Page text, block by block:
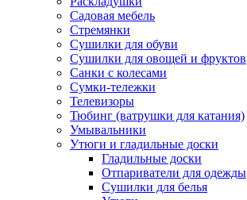
Садовая мебель
Стремянки
Сушилки для обуви
Сушилки для овощей и фруктов
Санки с колесами
Сумки-тележки
Телевизоры
Тюбинг (ватрушки для катания)
Умывальники
Утюги и гладильные доски
Гладильные доски
Отпариватели для одежды
Сушилки для белья